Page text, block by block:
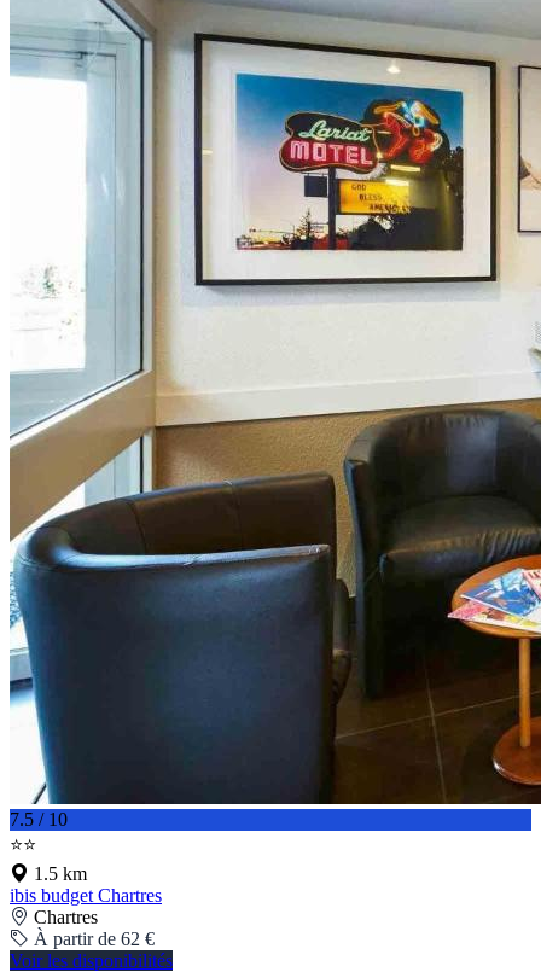
7.5 / 10
⭐⭐
1.5 km
ibis budget Chartres
Chartres
À partir de 62 €
Voir les disponibilités